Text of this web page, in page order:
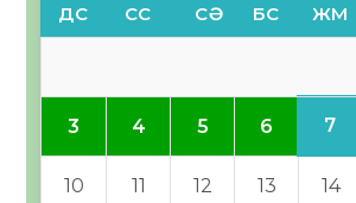
ДС СС СӘ БС ЖМ
3 4 5 6 7
10 11 12 13 14